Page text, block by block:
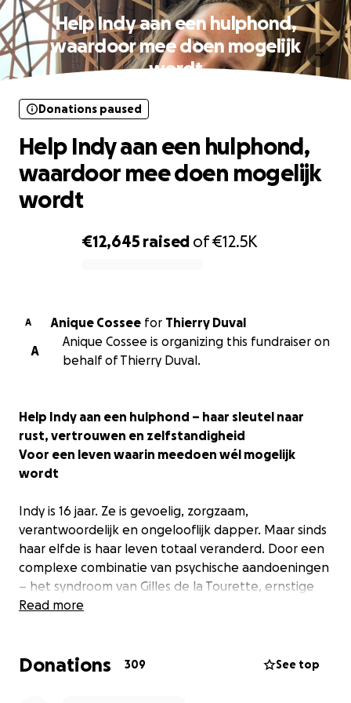
Help Indy aan een hulphond,
waardoor mee doen mogelijk
wordt
€12,645 raised of€12.5K
Donations paused
Help Indy aan een hulphond,
waardoor mee doen mogelijk
wordt
A Anique Cossee for
Thierry Duval
A
Anique Cossee is organizing this fundraiser on
behalf of Thierry Duval.
Help Indy aan een hulphond – haar sleutel naar
rust, vertrouwen en zelfstandigheid
Voor een leven waarin meedoen wél mogelijk
wordt
Indy is 16 jaar. Ze is gevoelig, zorgzaam,
verantwoordelijk en ongelooflijk dapper. Maar sinds
haar elfde is haar leven totaal veranderd. Door een
complexe combinatie van psychische aandoeningen
– het syndroom van Gilles de la Tourette, ernstige
dwangstoornis (OCD) en autisme – werd het thuis
opgenomen moest worden. Sindsdien woont Indy
Read more
Donations 309 See top